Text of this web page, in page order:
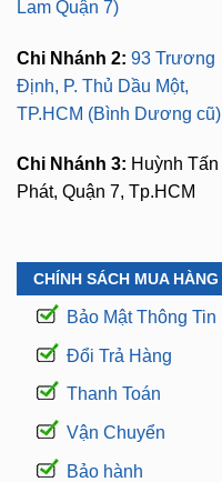
Lam Quận 7)
Chi Nhánh 2: 93 Trương
Định, P. Thủ Dầu Một,
TP.HCM (Bình Dương cũ)
Chi Nhánh 3: Huỳnh Tấn
Phát, Quận 7, Tp.HCM
CHÍNH SÁCH MUA HÀNG
Bảo Mật Thông Tin
Đổi Trả Hàng
Thanh Toán
Vận Chuyển
Bảo hành